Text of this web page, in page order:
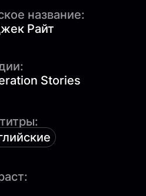
название:
Райт
Stories